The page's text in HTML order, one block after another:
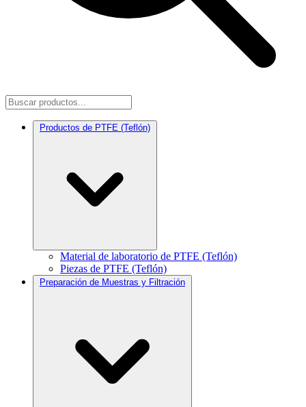
Productos de PTFE (Teflón)
Material de laboratorio de PTFE (Teflón)
Piezas de PTFE (Teflón)
Preparación de Muestras y Filtración